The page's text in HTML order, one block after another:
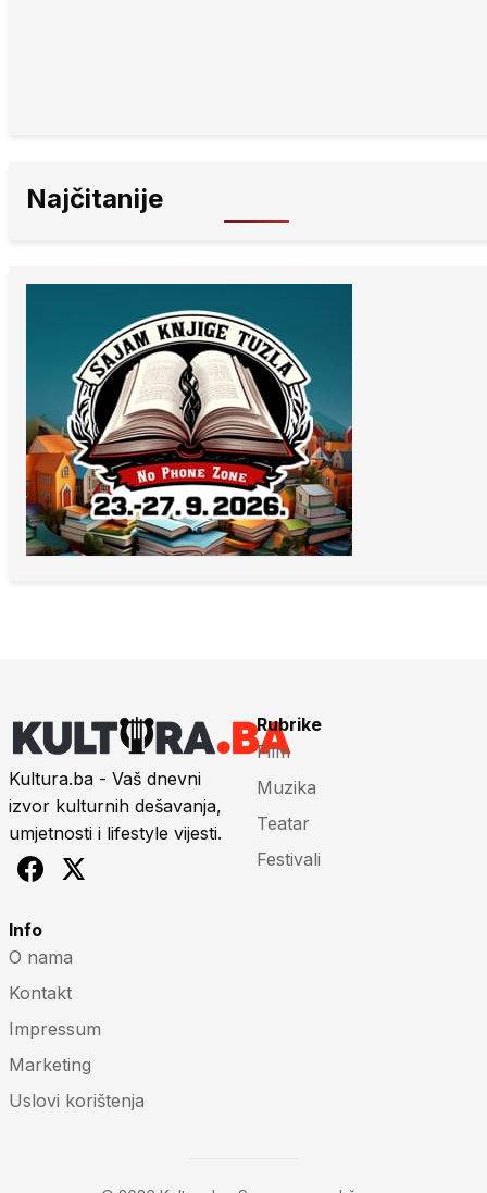
Najčitanije
Kultura.ba - Vaš dnevni
izvor kulturnih dešavanja,
umjetnosti i lifestyle vijesti.
Rubrike
Film
Muzika
Teatar
Festivali
Info
O nama
Kontakt
Impressum
Marketing
Uslovi korištenja